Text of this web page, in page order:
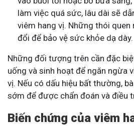
làm việc quá sức, lâu dài sẽ
viêm hang vị. Những thói quen
đổi để bảo vệ sức khỏe dạ dày.
Những đối tượng trên cần đặc
uống và sinh hoạt để ngăn ngừa
vị. Nếu có dấu hiệu bất thường,
sớm để được chẩn đoán và điều
Biến chứng của viêm